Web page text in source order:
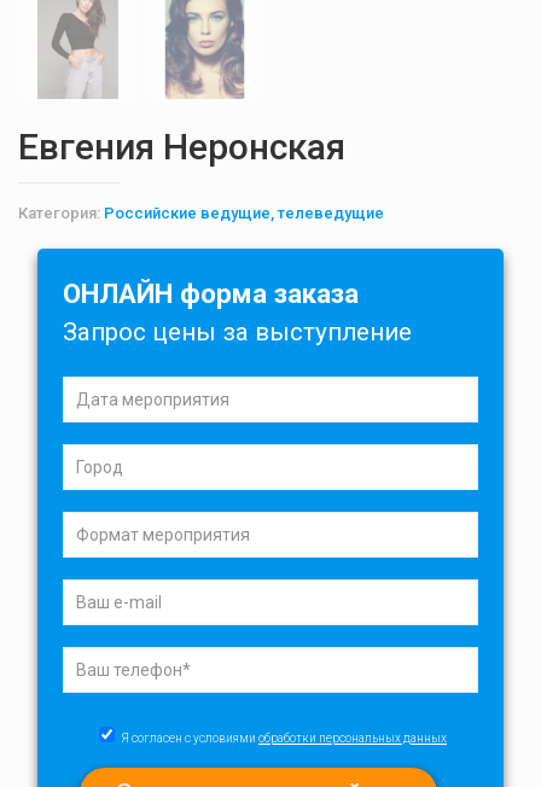
Евгения Неронская
Категория: Российские ведущие, телеведущие
ОНЛАЙН форма заказа
Запрос цены за выступление
Я согласен с условиями обработки персональных данных